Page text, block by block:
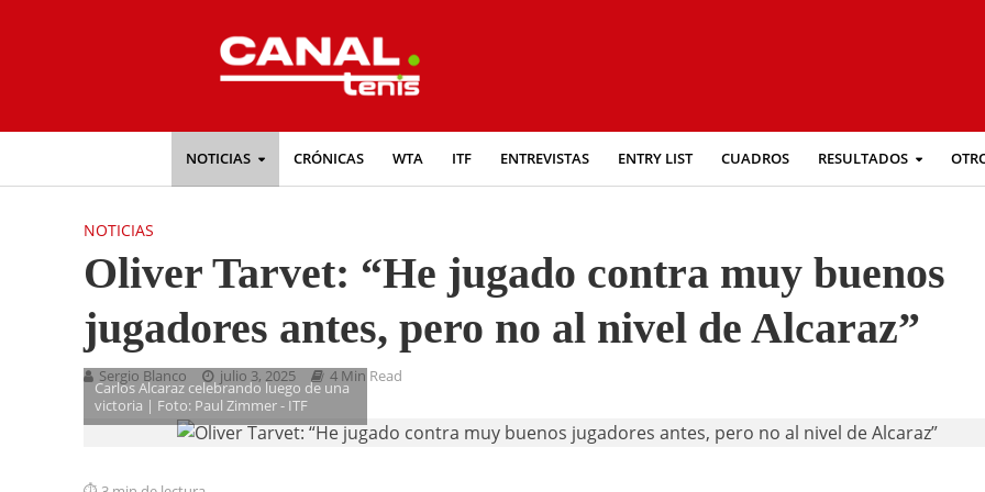
NOTICIAS CRÓNICAS WTA ITF ENTREVISTAS ENTRY LIST CUADROS RESULTADOS
NOTICIAS
Oliver Tarvet: “He jugado contra muy buenos
jugadores antes, pero no al nivel de Alcaraz”
Sergio Blanco julio 3, 2025 4 Min Read
Carlos Alcaraz celebrando luego de una
victoria | Foto: Paul Zimmer - ITF